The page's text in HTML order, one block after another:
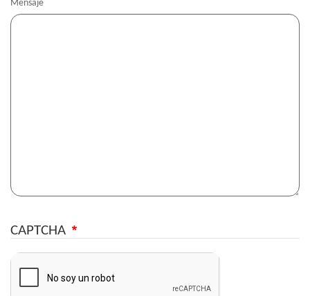
Mensaje
CAPTCHA